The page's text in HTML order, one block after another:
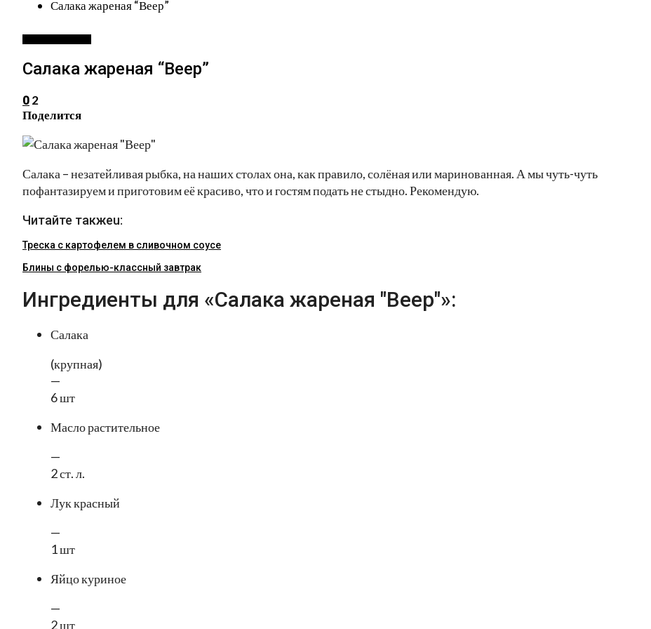
Салака жареная “Веер”
Салака жареная “Веер”
0 2
Поделится
Салака – незатейливая рыбка, на наших столах она, как правило, солёная или маринованная. А мы чуть-чуть
пофантазируем и приготовим её красиво, что и гостям подать не стыдно. Рекомендую.
Читайте такжеu:
Треска с картофелем в сливочном соусе
Блины с форелью-классный завтрак
Ингредиенты для «Салака жареная "Веер"»:
Салака
(крупная)
—
6 шт
Масло растительное
—
2 ст. л.
Лук красный
—
1 шт
Яйцо куриное
—
2 шт